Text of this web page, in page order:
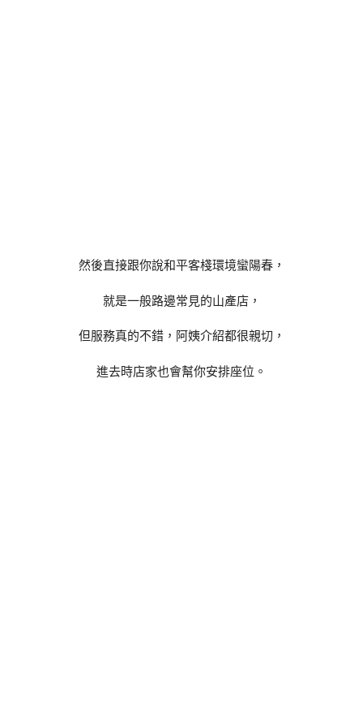
然後直接跟你說和平客棧環境蠻陽春，
就是一般路邊常見的山產店，
但服務真的不錯，阿姨介紹都很親切，
進去時店家也會幫你安排座位。